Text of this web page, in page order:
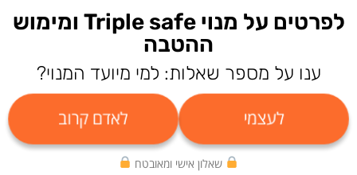
לפרטים על מנוי Triple safe ומימוש
ההטבה
ענו על מספר שאלות: למי מיועד המנוי?
לעצמי לאדם קרוב
שאלון אישי ומאובטח